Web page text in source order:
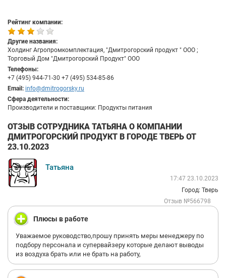
Рейтинг компании:
Другие названия:
Холдинг Агропромкомплектация, "Дмитрогорский продукт " ООО ;
Торговый Дом "Дмитрогорский Продукт" ООО
Телефоны:
+7 (495) 944-71-30 +7 (495) 534-85-86
Email: info@dmitrogorsky.ru
Сфера деятельности:
Производители и поставщики: Продукты питания
ОТЗЫВ СОТРУДНИКА ТАТЬЯНА О КОМПАНИИ
ДМИТРОГОРСКИЙ ПРОДУКТ В ГОРОДЕ ТВЕРЬ ОТ
23.10.2023
Татьяна
17:47 23.10.2023
Город: Тверь
Отзыв №566798
Плюсы в работе
Уважаемое руководство,прошу принять меры менеджеру по
подбору персонала и супервайзеру которые делают выводы
из воздуха брать или не брать на работу,